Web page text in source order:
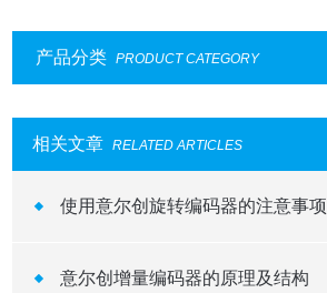
产品分类 PRODUCT CATEGORY
相关文章 RELATED ARTICLES
使用意尔创旋转编码器的注意事项
意尔创增量编码器的原理及结构